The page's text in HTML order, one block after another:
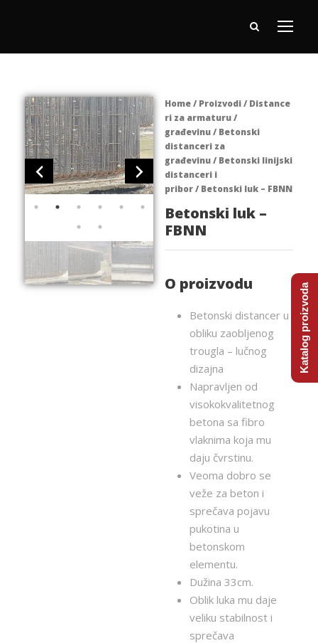
Home/ Proizvodi/ Distance
ri za armaturu /
građevinu/ Betonski
distanceri za
građevinu/ Betonski linijski
distanceri i
pribor/ Betonski luk – FBNN
Betonski luk –
FBNN
O proizvodu
Betonski distancer u
obliku zaobljenog
trougla – lučnog
dizajna
Napravljen od
visokokvalitetnog
betona sa fibro
vlaknima koja mu
daju čvrstinu.
Veoma dobro se
veže za beton i
sprečava pojavu
pukotina u
betonskom
elementu.
Dužina 33cm.
Oblik luka mu daje
veliku stabilnost i
sprečava
Katalog proizvoda